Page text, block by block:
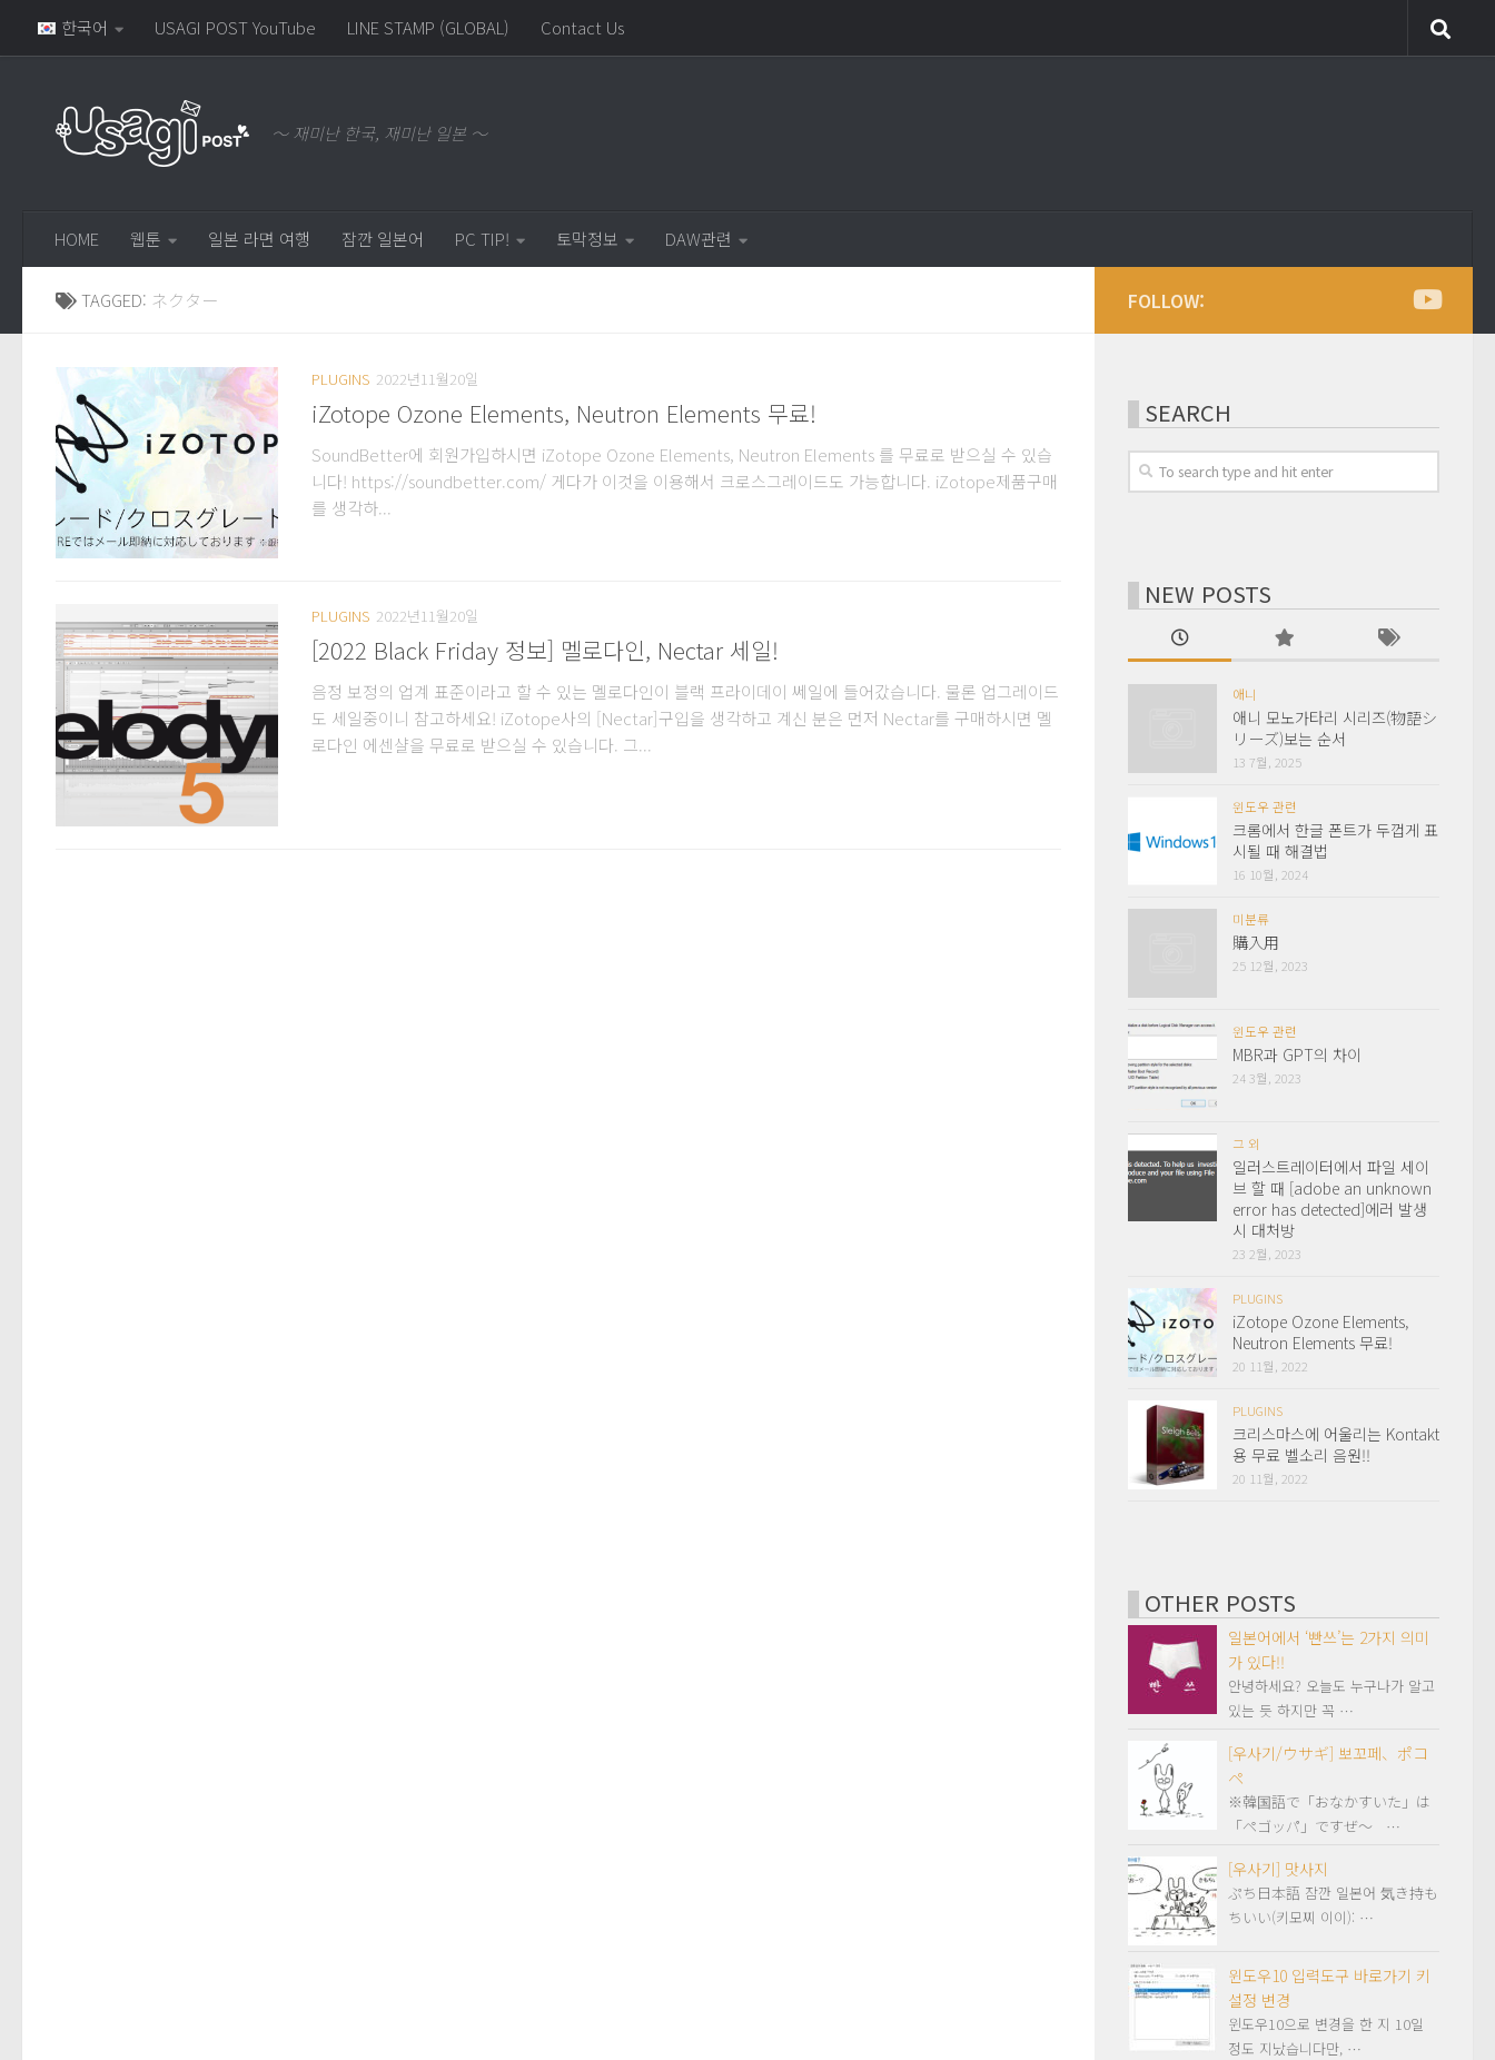
한국어 USAGI POST YouTube LINE STAMP (GLOBAL) Contact Us
～ 재미난 한국, 재미난 일본 ～
HOME 웹툰 일본 라면 여행 잠깐 일본어 PC TIP! 토막정보 DAW관련
TAGGED: ネクター
PLUGINS 2022년11월20일
iZotope Ozone Elements, Neutron Elements 무료!
SoundBetter에 회원가입하시면 iZotope Ozone Elements, Neutron Elements 를 무료로 받으실 수 있습
니다! https://soundbetter.com/ 게다가 이것을 이용해서 크로스그레이드도 가능합니다. iZotope제품구매
를 생각하...
PLUGINS 2022년11월20일
[2022 Black Friday 정보] 멜로다인, Nectar 세일!
음정 보정의 업계 표준이라고 할 수 있는 멜로다인이 블랙 프라이데이 쎄일에 들어갔습니다. 물론 업그레이드
도 세일중이니 참고하세요! iZotope사의 [Nectar]구입을 생각하고 계신 분은 먼저 Nectar를 구매하시면 멜
로다인 에센샬을 무료로 받으실 수 있습니다. 그...
FOLLOW:
SEARCH
NEW POSTS
애니
애니 모노가타리 시리즈(物語シ
リーズ)보는 순서
13 7월, 2025
윈도우 관련
크롬에서 한글 폰트가 두껍게 표
시될 때 해결법
16 10월, 2024
미분류
購入用
25 12월, 2023
윈도우 관련
MBR과 GPT의 차이
24 3월, 2023
그 외
일러스트레이터에서 파일 세이
브 할 때 [adobe an unknown
error has detected]에러 발생
시 대처방
23 2월, 2023
PLUGINS
iZotope Ozone Elements,
Neutron Elements 무료!
20 11월, 2022
PLUGINS
크리스마스에 어울리는 Kontakt
용 무료 벨소리 음원!!
20 11월, 2022
OTHER POSTS
일본어에서 ‘빤쓰’는 2가지 의미
가 있다!!
안녕하세요? 오늘도 누구나가 알고
있는 듯 하지만 꼭 …
[우사기/ウサギ] 뽀꼬페、ポコ
ペ
※韓国語で「おなかすいた」は
「ペゴッパ」ですぜ～ …
[우사기] 맛사지
ぷち日本語 잠깐 일본어 気き持も
ちいい(키모찌 이이): …
윈도우10 입력도구 바로가기 키
설정 변경
윈도우10으로 변경을 한 지 10일
정도 지났습니다만, …